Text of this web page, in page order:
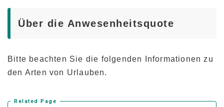
Erstklassige Lage & Einrichtungen
Spaß! Aloha Student Life
Aufstieg zur Universität
Über die Anwesenheitsquote
Bitte beachten Sie die folgenden Informationen zu
den Arten von Urlauben.
Related Page